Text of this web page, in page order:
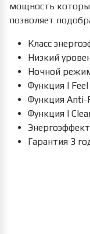
мощность
позволяет
Класс
Низкий
Ночной
Функция I Feel
Функция Anti-
Функция I
Гарантия 3